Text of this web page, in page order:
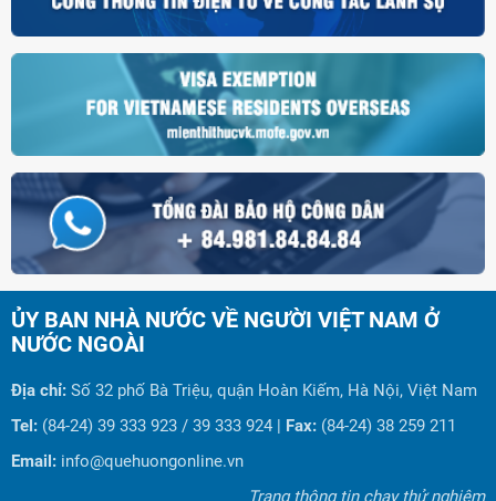
ỦY BAN NHÀ NƯỚC VỀ NGƯỜI VIỆT NAM Ở
NƯỚC NGOÀI
Địa chỉ: Số 32 phố Bà Triệu, quận Hoàn Kiếm, Hà Nội, Việt Nam
Tel: (84-24) 39 333 923 / 39 333 924 | Fax: (84-24) 38 259 211
Email: info@quehuongonline.vn
Trang thông tin chạy thử nghiệm